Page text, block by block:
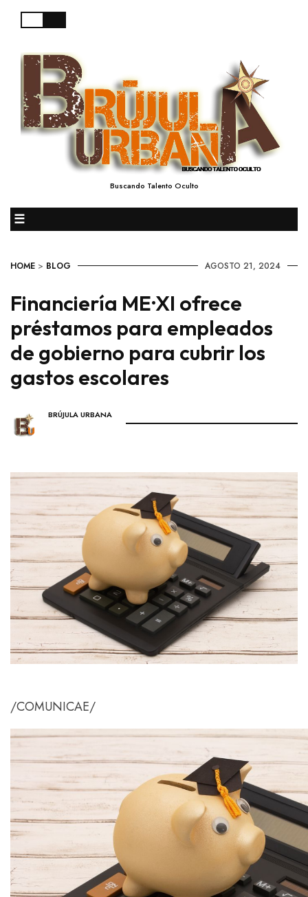
Buscando Talento Oculto
☰
HOME > BLOG AGOSTO 21, 2024
Financiería ME·XI ofrece
préstamos para empleados
de gobierno para cubrir los
gastos escolares
BRÚJULA URBANA
/COMUNICAE/